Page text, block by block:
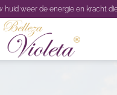
huid weer de energie en kracht